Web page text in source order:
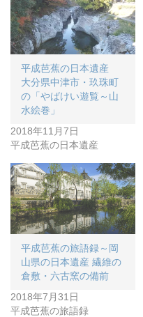
平成芭蕉の日本遺産
大分県中津市・玖珠町
の「やばけい遊覧～山
水絵巻」
2018年11月7日
平成芭蕉の日本遺産
平成芭蕉の旅語録～岡
山県の日本遺産 繊維の
倉敷・六古窯の備前
2018年7月31日
平成芭蕉の旅語録